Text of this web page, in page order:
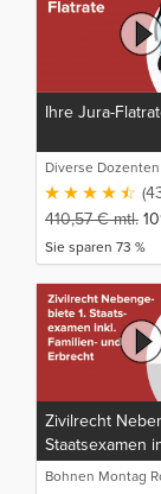
Ihre Jura-
Diverse Dozenten
410,57€mtl.
Sie sparen 73 %
Zivilrecht
Staatsexamen
Familien- und
Bohnen Montag